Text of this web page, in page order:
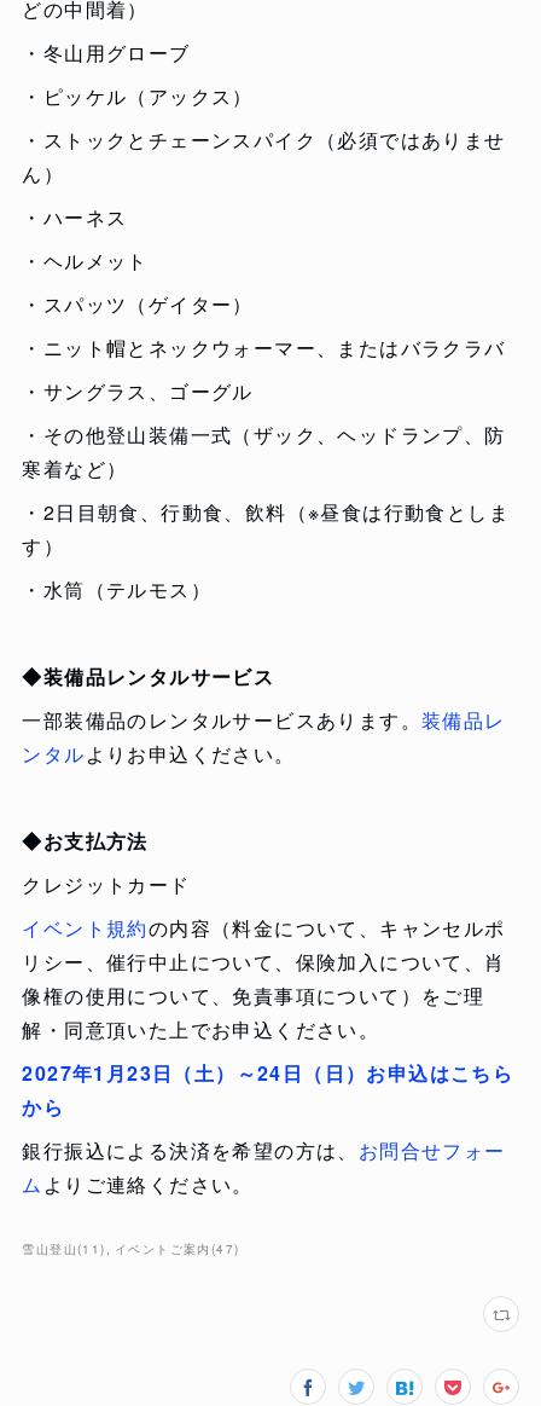
どの中間着）
・冬山用グローブ
・ピッケル（アックス）
・ストックとチェーンスパイク（必須ではありませ
ん）
・ハーネス
・ヘルメット
・スパッツ（ゲイター）
・ニット帽とネックウォーマー、またはバラクラバ
・サングラス、ゴーグル
・その他登山装備一式（ザック、ヘッドランプ、防
寒着など）
・2日目朝食、行動食、飲料（※昼食は行動食としま
す）
・水筒（テルモス）
◆装備品レンタルサービス
一部装備品のレンタルサービスあります。 装備品レ
ンタルよりお申込ください。
◆お支払方法
クレジットカード
イベント規約の内容（料金について、キャンセルポ
リシー、催行中止について、保険加入について、肖
像権の使用について、免責事項について）をご理
解・同意頂いた上でお申込ください。
2027年1月23日（土）～24日（日）お申込はこちら
から
銀行振込による決済を希望の方は、 お問合せフォー
ム よりご連絡ください。
雪山登山(11) イベントご案内 (47)